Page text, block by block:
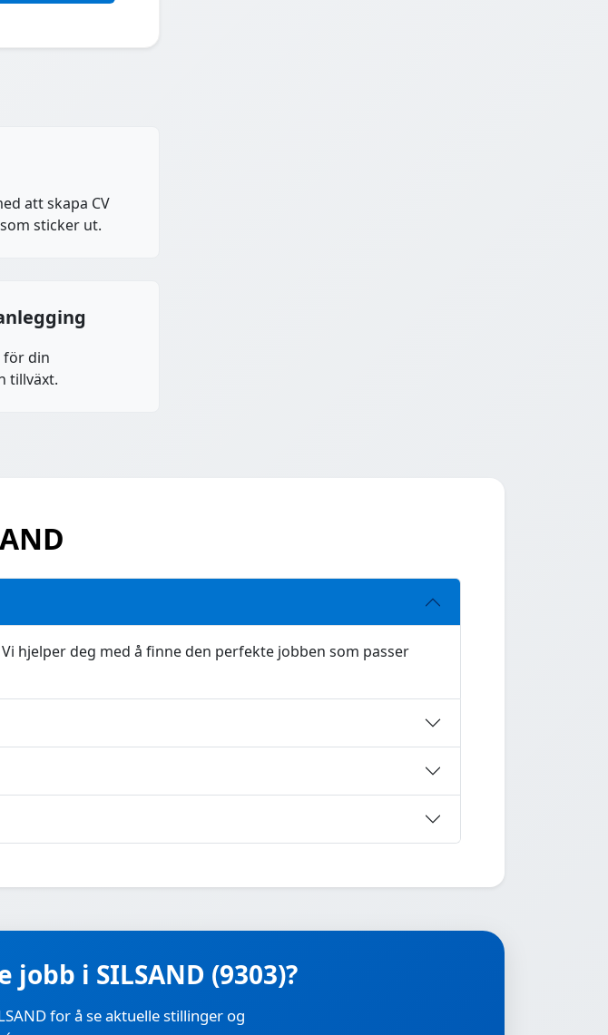
att skapa CV
sticker ut.
för din
tillväxt.
hjelper deg med å finne den perfekte jobben som passer
i SILSAND (9303)?
for å se aktuelle stillinger og